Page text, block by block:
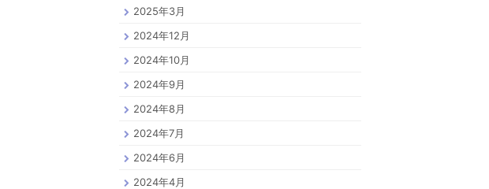
2025年3月
2024年12月
2024年10月
2024年9月
2024年8月
2024年7月
2024年6月
2024年4月